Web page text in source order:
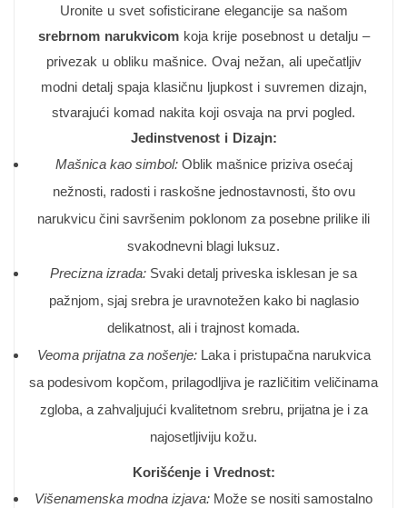
Uronite u svet sofisticirane elegancije sa našom
srebrnom narukvicomkoja krije posebnost u detalju –
privezak u obliku mašnice. Ovaj nežan, ali upečatljiv
modni detalj spaja klasičnu ljupkost i suvremen dizajn,
stvarajući komad nakita koji osvaja na prvi pogled.
Jedinstvenost i Dizajn:
Mašnica kao simbol:Oblik mašnice priziva osećaj
nežnosti, radosti i raskošne jednostavnosti, što ovu
narukvicu čini savršenim poklonom za posebne prilike ili
svakodnevni blagi luksuz.
Precizna izrada: Svaki detalj priveska isklesan je sa
pažnjom, sjaj srebra je uravnotežen kako bi naglasio
delikatnost, ali i trajnost komada.
Veoma prijatna za nošenje:Laka i pristupačna narukvica
sa podesivom kopčom, prilagodljiva je različitim veličinama
zgloba, a zahvaljujući kvalitetnom srebru, prijatna je i za
najosetljiviju kožu.
Korišćenje i Vrednost:
Višenamenska modna izjava: Može se nositi samostalno